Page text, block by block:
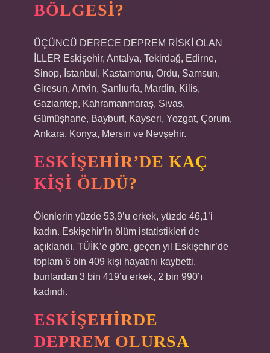
BÖLGESI?
ÜÇÜNCÜ DERECE DEPREM RİSKİ OLAN
İLLER Eskişehir, Antalya, Tekirdağ, Edirne,
Sinop, İstanbul, Kastamonu, Ordu, Samsun,
Giresun, Artvin, Şanlıurfa, Mardin, Kilis,
Gaziantep, Kahramanmaraş, Sivas,
Gümüşhane, Bayburt, Kayseri, Yozgat, Çorum,
Ankara, Konya, Mersin ve Nevşehir.
ESKIŞEHIR’DE KAÇ
KIŞI ÖLDÜ?
Ölenlerin yüzde 53,9’u erkek, yüzde 46,1’i
kadın. Eskişehir’in ölüm istatistikleri de
açıklandı. TÜİK’e göre, geçen yıl Eskişehir’de
toplam 6 bin 409 kişi hayatını kaybetti,
bunlardan 3 bin 419’u erkek, 2 bin 990’ı
kadındı.
ESKIŞEHIRDE
DEPREM OLURSA